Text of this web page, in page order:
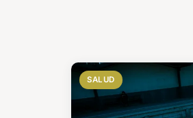
SALUD